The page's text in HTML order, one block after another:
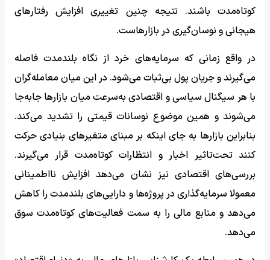
کوتاه‌مدت باشند. نتیجه چنین تغییری افزایش رفتارهای
هیجانی و نوسان‌گیری در بازارهاست.
در واقع زمانی که سرمایه‌های خرد از نگاه بلندمدت فاصله
می‌گیرند و جریان پول بی‌ثبات‌ می‌شود. در این میان معامله‌گران
با هر سیگنال سیاسی و اقتصادی به‌سرعت میان بازارها جابه‌جا
می‌شوند و همین موضوع نوسانات قیمتی را تشدید می‌کند.
بنابراین بازارها به جای اینکه بر مبنای متغیرهای بنیادی حرکت
کنند تحت‌تاثیر اخبار و انتظارات کوتاه‌مدت قرار می‌گیرند.
بررسی‌های اقتصادی نیز نشان می‌دهد افزایش نااطمینانی
معمولا سرمایه‌گذاری در پروژه‌ها و دارایی‌های بلندمدت را کاهش
می‌دهد و منابع مالی را به سمت فعالیت‌های کوتاه‌مدت سوق
می‌دهد.